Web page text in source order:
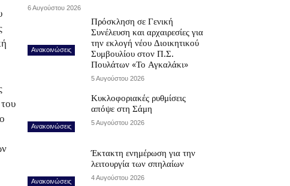
6 Αυγούστου 2026
Ανακοινώσεις
Πρόσκληση σε Γενική
Συνέλευση και αρχαιρεσίες για
την εκλογή νέου Διοικητικού
Συμβουλίου στον Π.Σ.
Πουλάτων «Το Αγκαλάκι»
5 Αυγούστου 2026
Ανακοινώσεις
Κυκλοφοριακές ρυθμίσεις
απόψε στη Σάμη
5 Αυγούστου 2026
Ανακοινώσεις
Έκτακτη ενημέρωση για την
λειτουργία των σπηλαίων
4 Αυγούστου 2026